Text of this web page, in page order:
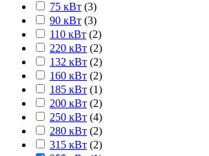
75 кВт (3)
90 кВт (3)
110 кВт (2)
220 кВт (2)
132 кВт (2)
160 кВт (2)
185 кВт (1)
200 кВт (2)
250 кВт (4)
280 кВт (2)
315 кВт (2)